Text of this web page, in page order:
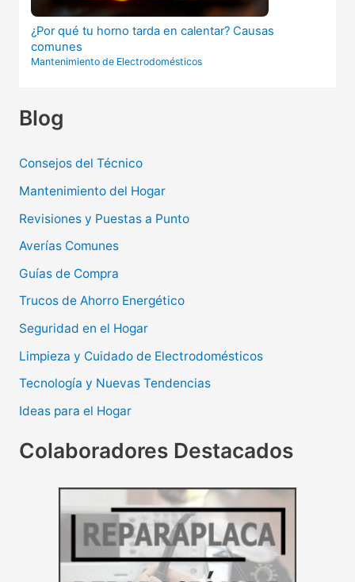
¿Por qué tu horno tarda en calentar? Causas
comunes
Mantenimiento de Electrodomésticos
Blog
Consejos del Técnico
Mantenimiento del Hogar
Revisiones y Puestas a Punto
Averías Comunes
Guías de Compra
Trucos de Ahorro Energético
Seguridad en el Hogar
Limpieza y Cuidado de Electrodomésticos
Tecnología y Nuevas Tendencias
Ideas para el Hogar
Colaboradores Destacados